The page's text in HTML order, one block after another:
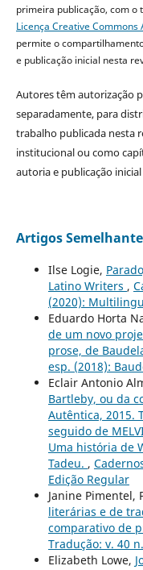
primeira publicação, com o
Licença Creative
permite o
e publicação inicial nesta
Autores têm autorização
separadamente, para
trabalho publicada nesta
institucional ou como
autoria e publicação
Artigos
Ilse Logie,
Latino Writers ,
(2020):
Eduardo Horta
de um novo
prose, de
esp. (2018):
Eclair Antonio
Bartleby, ou da
Autêntica, 2015.
seguido de
Uma história de
Tadeu. ,
Edição Regular
Janine Pimentel,
literárias e de
comparativo de
Tradução: v. 40
Elizabeth Lowe,